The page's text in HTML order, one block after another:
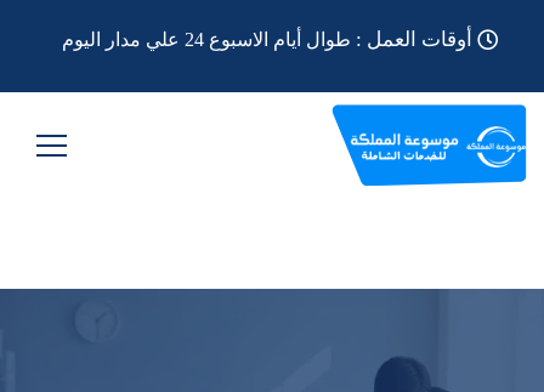
أوقات العمل : طوال أيام الاسبوع 24 علي مدار اليوم